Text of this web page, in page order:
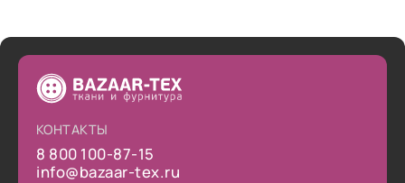
КОНТАКТЫ
8 800 100-87-15
info@bazaar-tex.ru